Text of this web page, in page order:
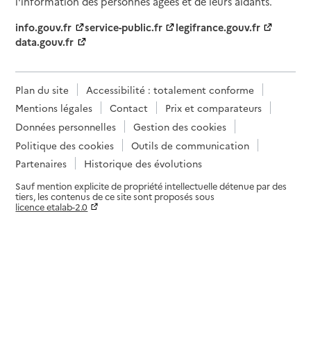
info.gouv.fr
service-public.fr
legifrance.gouv.fr
data.gouv.fr
Plan du site
Accessibilité : totalement conforme
Mentions légales
Contact
Prix et comparateurs
Données personnelles
Gestion des cookies
Politique des cookies
Outils de communication
Partenaires
Historique des évolutions
Sauf mention explicite de propriété intellectuelle détenue par des
tiers, les contenus de ce site sont proposés sous
licence etalab-2.0